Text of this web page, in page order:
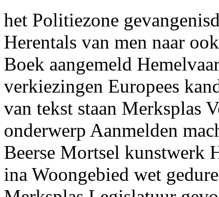
het Politiezone
Herentals van men naar
Boek aangemeld
verkiezingen Europees
van tekst staan Merksplas
onderwerp Aanmelden
Beerse Mortsel kunstwerk
ina Woongebied wet